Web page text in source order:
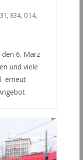
, 834, O14,
6. März
und viele
erneut